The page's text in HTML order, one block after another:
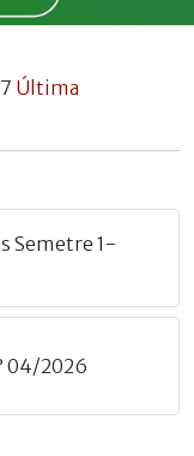
Última
Semetre 1-
04/2026